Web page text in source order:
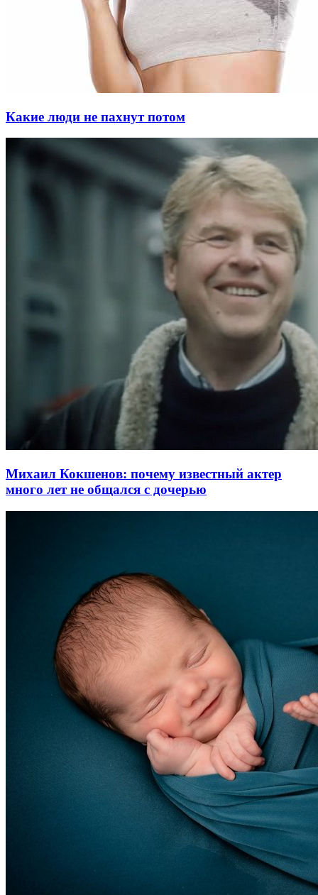
Какие люди не пахнут потом
Михаил Кокшенов: почему известный актер
много лет не общался с дочерью